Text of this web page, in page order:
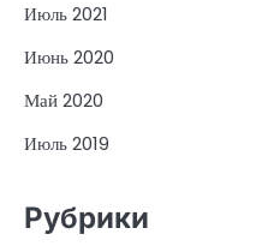
Июль 2021
Июнь 2020
Май 2020
Июль 2019
Рубрики